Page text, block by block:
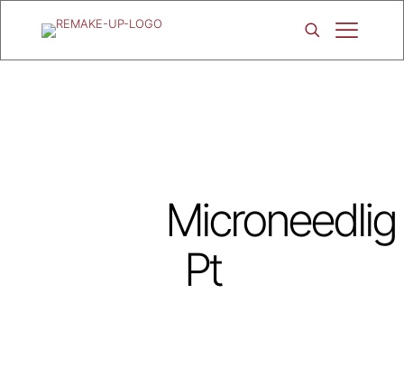
Microneedlig
Pt